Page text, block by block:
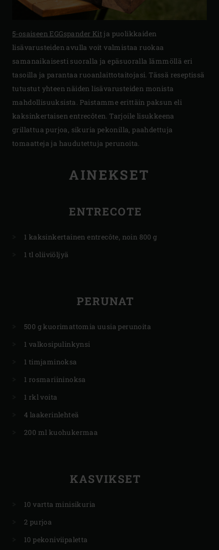
5-osaiseen EGGspander Kit ja puolikkaiden
lisävarusteiden avulla voit valmistaa ruokaa
samanaikaisesti suoralla ja epäsuoralla lämmöllä eri
tasoilla ja parantaa ruoanlaittotaitojasi. Tässä reseptissä
tutustut yhteen näiden lisävarusteiden monista
mahdollisuuksista. Paistamme erittäin paksun eli
kaksinkertaisen entrecôten. Tarjoile lisukkeena
grillattua purjoa, sikuria pekonilla, paahdettuja
tomaatteja ja haudutettuja perunoita.
AINEKSET
ENTRECOTE
1 kaksinkertainen entrecôte, noin 800 g
1 tl oliiviöljyä
PERUNAT
500 g kuorimattomia uusia perunoita
1 valkosipulinkynsi
1 timjaminoksa
1 rosmariininoksa
1 rkl voita
4 laakerinlehteä
200 ml kuohukermaa
KASVIKSET
10 vartta minisikuria
2 purjoa
10 pekoniviipaletta